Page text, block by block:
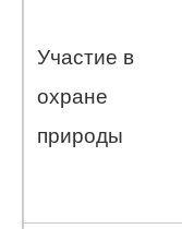
Участие в
охране
природы